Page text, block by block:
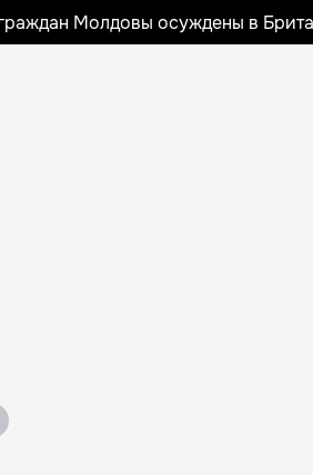
Молдовы осуждены в